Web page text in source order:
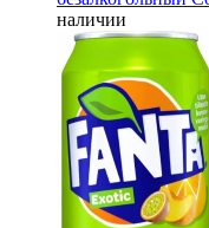
наличии